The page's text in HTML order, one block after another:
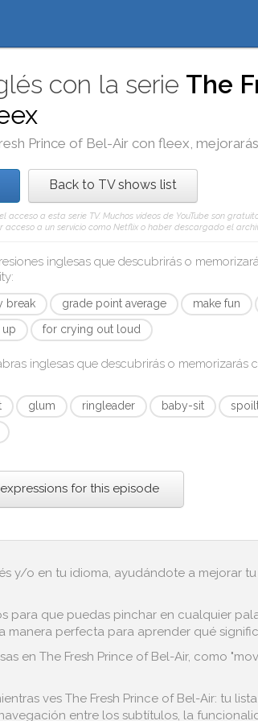
con la serie The
Prince of Bel-Air confleex,
Back to TV shows list
acceso a esta serie TV. Muchos vídeos de YouTube son
acceso a un servicio como Netflix o haber descargado el
inglesas que descubrirás o
:
break grade point average make fun
up for crying out loud
inglesas que descubrirás o memorizarás
glum ringleader baby-sit
for this episode
y/o en tu idioma, ayudándote a mejorar
para que puedas pinchar en cualquier
perfecta para aprender qué
en The Fresh Prince of Bel-Air, como
ves The Fresh Prince of Bel-Air: tu
entre los subtítulos, la